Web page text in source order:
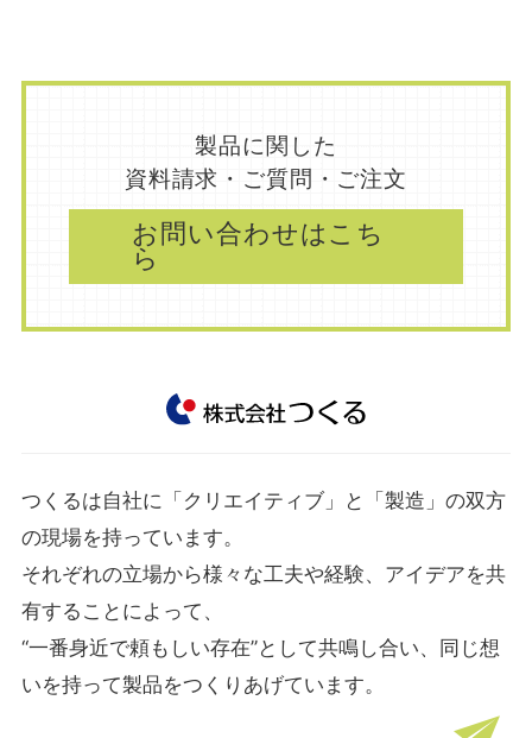
製品に関した
資料請求・ご質問・ご注文
お問い合わせはこち
ら
つくるは自社に「クリエイティブ」と「製造」の双方
の現場を持っています。
それぞれの立場から様々な工夫や経験、アイデアを共
有することによって、
“一番身近で頼もしい存在”として共鳴し合い、同じ想
いを持って製品をつくりあげています。